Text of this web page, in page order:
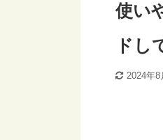
使い
ドし
2024年8